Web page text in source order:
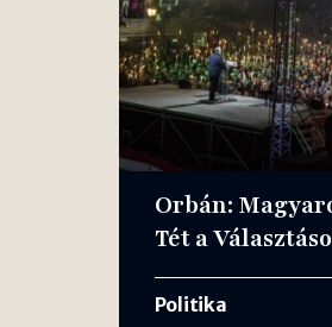
Orbán:
Tét a
Politika